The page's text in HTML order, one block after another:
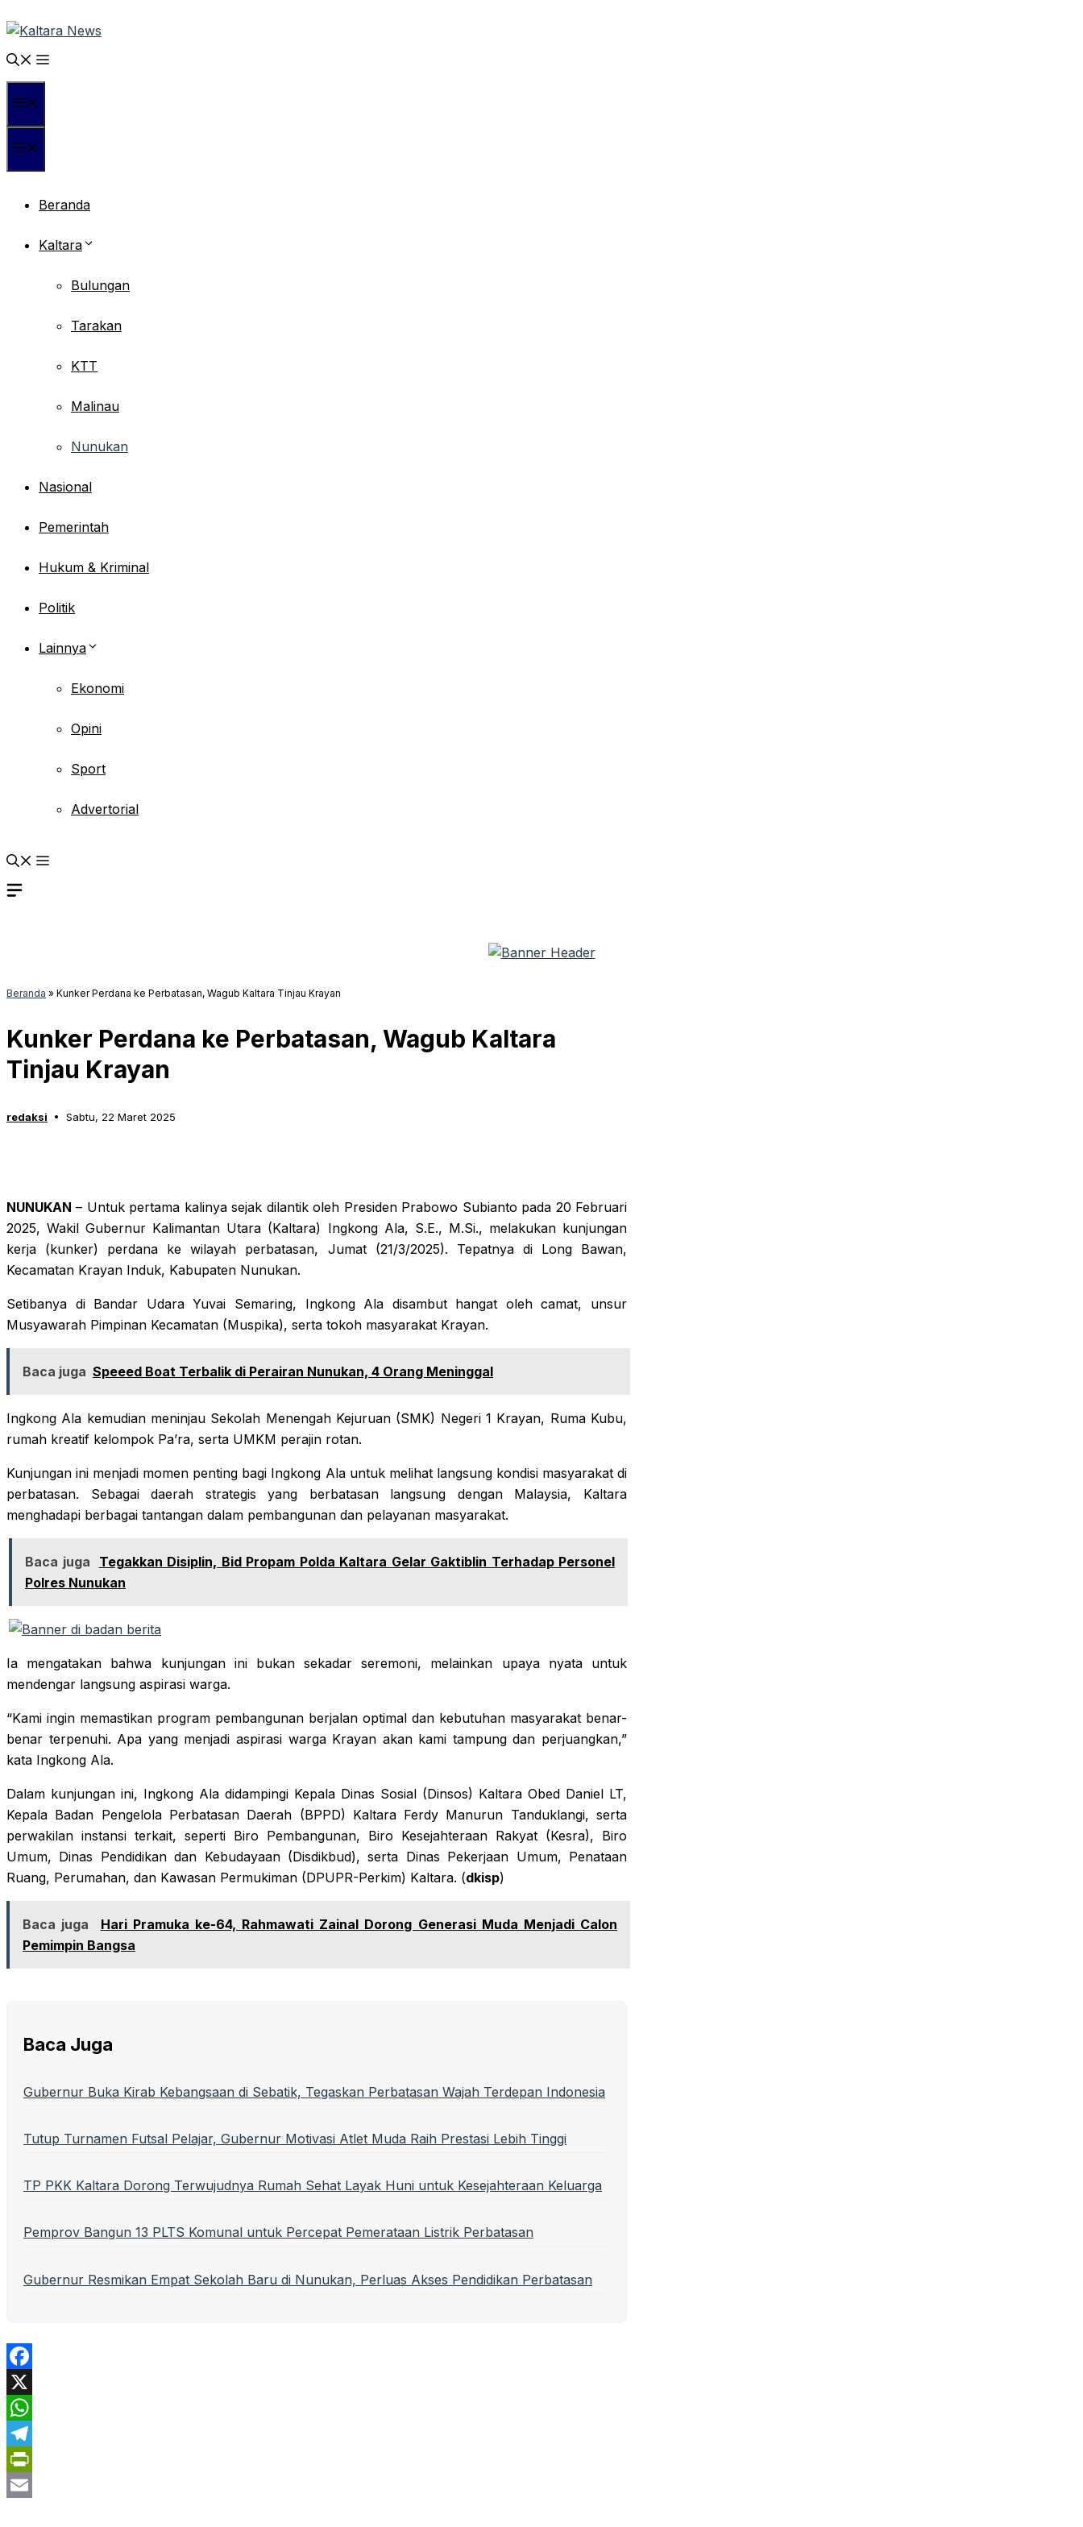
ke
isi
Beranda
Kaltara
Bulungan
Tarakan
KTT
Malinau
Nunukan
Nasional
Pemerintah
Hukum & Kriminal
Politik
Lainnya
Ekonomi
Opini
Sport
Advertorial
Beranda » Kunker Perdana ke Perbatasan, Wagub Kaltara Tinjau Krayan
Kunker Perdana ke Perbatasan, Wagub Kaltara
Tinjau Krayan
redaksi Sabtu, 22 Maret 2025
NUNUKAN – Untuk pertama kalinya sejak dilantik oleh Presiden Prabowo Subianto pada 20 Februari
2025, Wakil Gubernur Kalimantan Utara (Kaltara) Ingkong Ala, S.E., M.Si., melakukan kunjungan
kerja (kunker) perdana ke wilayah perbatasan, Jumat (21/3/2025). Tepatnya di Long Bawan,
Kecamatan Krayan Induk, Kabupaten Nunukan.
Setibanya di Bandar Udara Yuvai Semaring, Ingkong Ala disambut hangat oleh camat, unsur
Musyawarah Pimpinan Kecamatan (Muspika), serta tokoh masyarakat Krayan.
Baca juga Speeed Boat Terbalik di Perairan Nunukan, 4 Orang Meninggal
Ingkong Ala kemudian meninjau Sekolah Menengah Kejuruan (SMK) Negeri 1 Krayan, Ruma Kubu,
rumah kreatif kelompok Pa’ra, serta UMKM perajin rotan.
Kunjungan ini menjadi momen penting bagi Ingkong Ala untuk melihat langsung kondisi masyarakat di
perbatasan. Sebagai daerah strategis yang berbatasan langsung dengan Malaysia, Kaltara
menghadapi berbagai tantangan dalam pembangunan dan pelayanan masyarakat.
Baca juga
Tegakkan Disiplin, Bid Propam Polda Kaltara Gelar Gaktiblin Terhadap Personel
Polres Nunukan
Ia mengatakan bahwa kunjungan ini bukan sekadar seremoni, melainkan upaya nyata untuk
mendengar langsung aspirasi warga.
“Kami ingin memastikan program pembangunan berjalan optimal dan kebutuhan masyarakat benar-
benar terpenuhi. Apa yang menjadi aspirasi warga Krayan akan kami tampung dan perjuangkan,”
kata Ingkong Ala.
Dalam kunjungan ini, Ingkong Ala didampingi Kepala Dinas Sosial (Dinsos) Kaltara Obed Daniel LT,
Kepala Badan Pengelola Perbatasan Daerah (BPPD) Kaltara Ferdy Manurun Tanduklangi, serta
perwakilan instansi terkait, seperti Biro Pembangunan, Biro Kesejahteraan Rakyat (Kesra), Biro
Umum, Dinas Pendidikan dan Kebudayaan (Disdikbud), serta Dinas Pekerjaan Umum, Penataan
Ruang, Perumahan, dan Kawasan Permukiman (DPUPR-Perkim) Kaltara. (dkisp)
Baca juga
Hari Pramuka ke-64, Rahmawati Zainal Dorong Generasi Muda Menjadi Calon
Pemimpin Bangsa
Baca Juga
Gubernur Buka Kirab Kebangsaan di Sebatik, Tegaskan Perbatasan Wajah Terdepan Indonesia
Tutup Turnamen Futsal Pelajar, Gubernur Motivasi Atlet Muda Raih Prestasi Lebih Tinggi
TP PKK Kaltara Dorong Terwujudnya Rumah Sehat Layak Huni untuk Kesejahteraan Keluarga
Pemprov Bangun 13 PLTS Komunal untuk Percepat Pemerataan Listrik Perbatasan
Gubernur Resmikan Empat Sekolah Baru di Nunukan, Perluas Akses Pendidikan Perbatasan
Facebook
X
WhatsApp
Telegram
PrintFriendly